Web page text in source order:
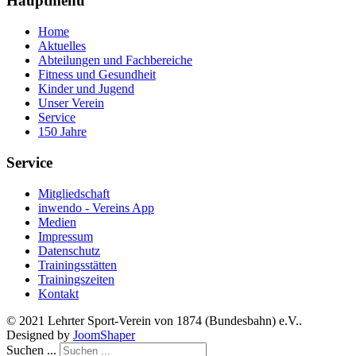
Home
Aktuelles
Abteilungen und Fachbereiche
Fitness und Gesundheit
Kinder und Jugend
Unser Verein
Service
150 Jahre
Service
Mitgliedschaft
inwendo - Vereins App
Medien
Impressum
Datenschutz
Trainingsstätten
Trainingszeiten
Kontakt
© 2021 Lehrter Sport-Verein von 1874 (Bundesbahn) e.V..
Designed by JoomShaper
Suchen ...